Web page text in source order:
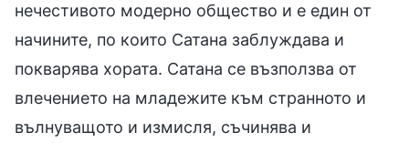
нечестивото модерно общество и е един от
начините, по които Сатана заблуждава и
покварява хората. Сатана се възползва от
влечението на младежите към странното и
вълнуващото и измисля, съчинява и